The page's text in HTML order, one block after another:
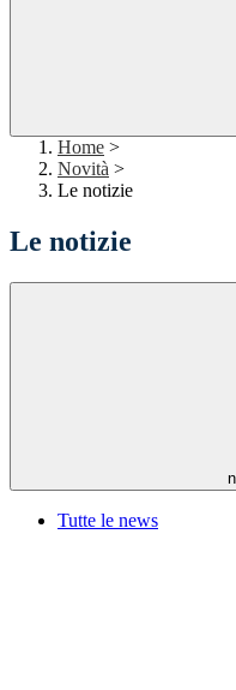
Home >
Novità >
Le notizie
Le notizie
Tutte le news